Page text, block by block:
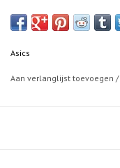
Asics
Aan verlanglijst toevoegen /